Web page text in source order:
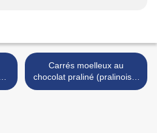
Carrés moelleux au
chocolat praliné (pralinoise)
>